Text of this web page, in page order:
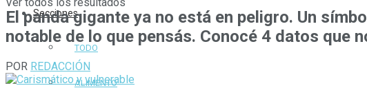
Secciones
TODO
ALIMENTO
El panda gigante ya no está en peligro. Un
notable de lo que pensás. Conocé 4 datos que
POR REDACCIÓN